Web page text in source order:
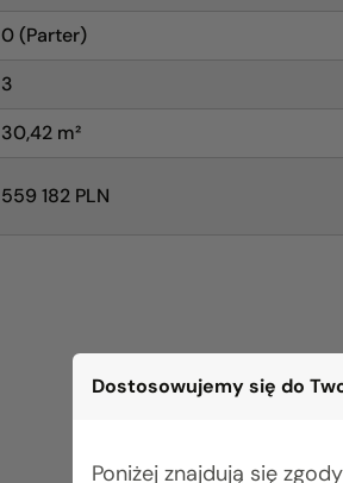
Dostosowujemy się do
Poniżej znajdują się
0 (Parter)
3
30,42 m²
559 182 PLN